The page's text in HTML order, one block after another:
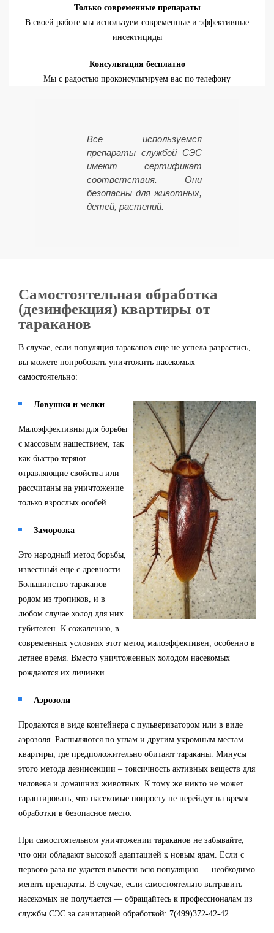
Только современные препараты
В своей работе мы используем современные и эффективные
инсектициды
Консультация бесплатно
Мы с радостью проконсультируем вас по телефону
Все используемся
препараты службой СЭС
имеют сертификат
соответствия. Они
безопасны для животных,
детей, растений.
Самостоятельная обработка
(дезинфекция) квартиры от
тараканов
В случае, если популяция тараканов еще не успела разрастись,
вы можете попробовать уничтожить насекомых
самостоятельно:
Ловушки и мелки
Малоэффективны для борьбы
с массовым нашествием, так
как быстро теряют
отравляющие свойства или
рассчитаны на уничтожение
только взрослых особей.
Заморозка
Это народный метод борьбы,
известный еще с древности.
Большинство тараканов
родом из тропиков, и в
любом случае холод для них
губителен. К сожалению, в
современных условиях этот метод малоэффективен, особенно в
летнее время. Вместо уничтоженных холодом насекомых
рождаются их личинки.
Аэрозоли
Продаются в виде контейнера с пульверизатором или в виде
аэрозоля. Распыляются по углам и другим укромным местам
квартиры, где предположительно обитают тараканы. Минусы
этого метода дезинсекции – токсичность активных веществ для
человека и домашних животных. К тому же никто не может
гарантировать, что насекомые попросту не перейдут на время
обработки в безопасное место.
При самостоятельном уничтожении тараканов не забывайте,
что они обладают высокой адаптацией к новым ядам. Если с
первого раза не удается вывести всю популяцию — необходимо
менять препараты. В случае, если самостоятельно вытравить
насекомых не получается — обращайтесь к профессионалам из
службы СЭС за санитарной обработкой: 7(499)372-42-42.